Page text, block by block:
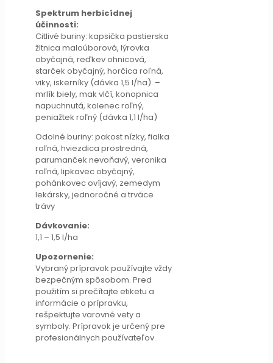
Spektrum herbicídnej
účinnosti:
Citlivé buriny: kapsička pastierska
žltnica maloúborová, lýrovka
obyčajná, reďkev ohnicová,
starček obyčajný, horčica roľná,
viky, iskerníky (dávka 1,5 l/ha). –
mrlík biely, mak vlčí, konopnica
napuchnutá, kolenec roľný,
peniažtek roľný (dávka 1,1 l/ha)
Odolné buriny: pakost nízky, fialka
roľná, hviezdica prostredná,
parumanček nevoňavý, veronika
roľná, lipkavec obyčajný,
pohánkovec ovíjavý, zemedym
lekársky, jednoročné a trváce
trávy
Dávkovanie:
1,1 – 1,5 l/ha
Upozornenie:
Vybraný prípravok používajte vždy
bezpečným spôsobom. Pred
použitím si prečítajte etiketu a
informácie o prípravku,
rešpektujte varovné vety a
symboly. Prípravok je určený pre
profesionálnych používateľov.